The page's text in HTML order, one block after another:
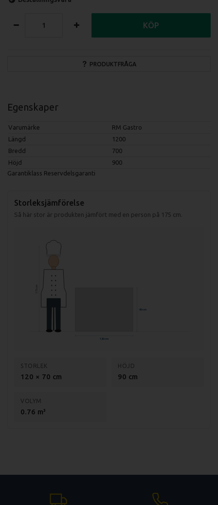
PRODUKTFRÅGA
KÖP
Egenskaper
Varumärke
RM Gastro
Längd
1200
Bredd
700
Höjd
900
Garantiklass Reservdelsgaranti
Storleksjämförelse
Så här stor är produkten jämfört med en person på 175 cm.
175 cm
90 cm
120 cm
STORLEK
120 × 70 cm
HÖJD
90 cm
VOLYM
0.76 m³